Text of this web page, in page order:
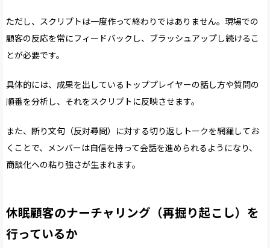
ただし、スクリプトは一度作って終わりではありません。現場での
顧客の反応を常にフィードバックし、ブラッシュアップし続けるこ
とが必要です。
具体的には、成果を出しているトッププレイヤーの話し方や質問の
順番を分析し、それをスクリプトに反映させます。
また、断り文句（反対尋問）に対する切り返しトークを網羅してお
くことで、メンバーは自信を持って会話を進められるようになり、
商談化への粘り強さが生まれます。
休眠顧客のナーチャリング（再掘り起こし）を
行っているか